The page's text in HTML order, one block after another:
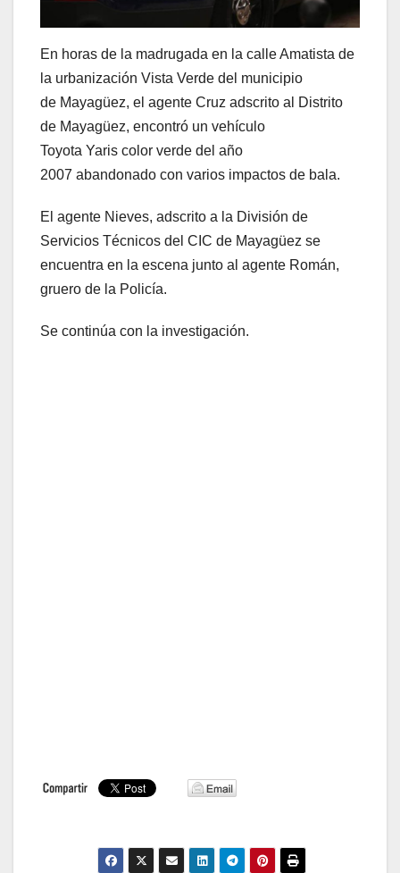
En horas de la madrugada en la calle Amatista de
la urbanización Vista Verde del municipio
de Mayagüez, el agente Cruz adscrito al Distrito
de Mayagüez, encontró un vehículo
Toyota Yaris color verde del año
2007 abandonado con varios impactos de bala.
El agente Nieves, adscrito a la División de
Servicios Técnicos del CIC de Mayagüez se
encuentra en la escena junto al agente Román,
gruero de la Policía.
Se continúa con la investigación.